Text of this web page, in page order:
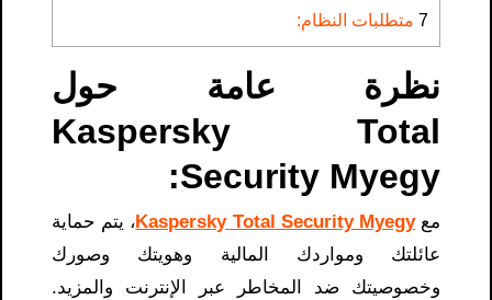
7 متطلبات النظام:
نظرة عامة حول
Kaspersky Total
Security Myegy:
معKaspersky Total Security Myegy، يتم حماية
عائلتك ومواردك المالية وهويتك وصورك
وخصوصيتك ضد المخاطر عبر الإنترنت والمزيد.